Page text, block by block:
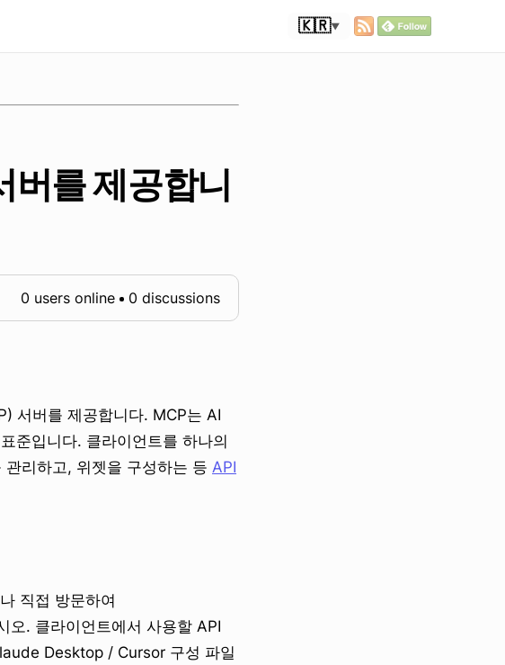
🇰🇷▼
를 제공합니
0 users online 0 discussions
서버를 제공합니다. MCP는 AI
준입니다. 클라이언트를 하나의
리하고, 위젯을 구성하는 등 API
직접 방문하여
오. 클라이언트에서 사용할 API
Desktop / Cursor 구성 파일